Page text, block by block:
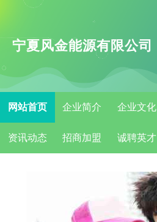
宁夏风金能源有限公司
网站首页 企业简介 企业文化
资讯动态 招商加盟 诚聘英才